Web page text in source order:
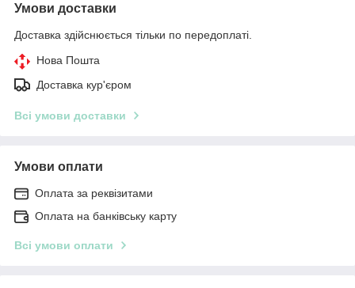
Умови доставки
Доставка здійснюється тільки по передоплаті.
Нова Пошта
Доставка кур'єром
Всі умови доставки
Умови оплати
Оплата за реквізитами
Оплата на банківську карту
Всі умови оплати